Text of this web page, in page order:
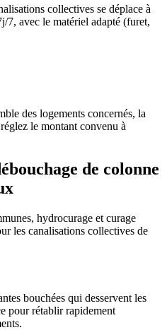
collectives se déplace à
avec le matériel adapté (furet,
des logements concernés, la
le montant convenu à
de colonne
hydrocurage et curage
les canalisations collectives de
bouchées qui desservent les
pour rétablir rapidement